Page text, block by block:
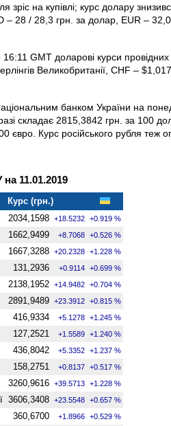
зріс на купівлі; курс долару
– 28 / 28,3 грн. за долар, EUR –
GMT доларові курси
Велико­британії, CHF –
банком України на
складає 2815,3842 грн. за 100
євро. Курс російського рубля теж
11.01.2019
Курс (грн.)
2034,1598 +18.5232 +0.919 %
1662,9499 +8.7068 +0.526 %
1667,3288 +20.2328 +1.228 %
131,2936 +0.9114 +0.699 %
2138,1952 +14.9482 +0.704 %
2891,9489 +23.3912 +0.815 %
416,9334 +5.1278 +1.245 %
127,2521 +1.5589 +1.240 %
436,8042 +5.3352 +1.237 %
158,2751 +0.8137 +0.517 %
3260,9616 +39.5713 +1.228 %
3606,3408 +23.5548 +0.657 %
360,6700 +1.8966 +0.529 %